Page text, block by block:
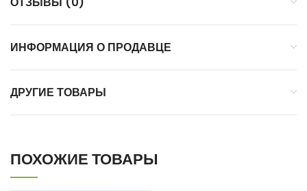
ИНФОРМАЦИЯ О ПРОДАВЦЕ
ДРУГИЕ ТОВАРЫ
ПОХОЖИЕ ТОВАРЫ